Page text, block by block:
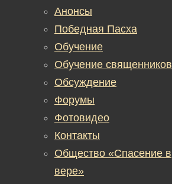
Анонсы
Победная Пасха
Обучение
Обучение священников
Обсуждение
Форумы
Фотовидео
Контакты
Общество «Спасение в
вере»